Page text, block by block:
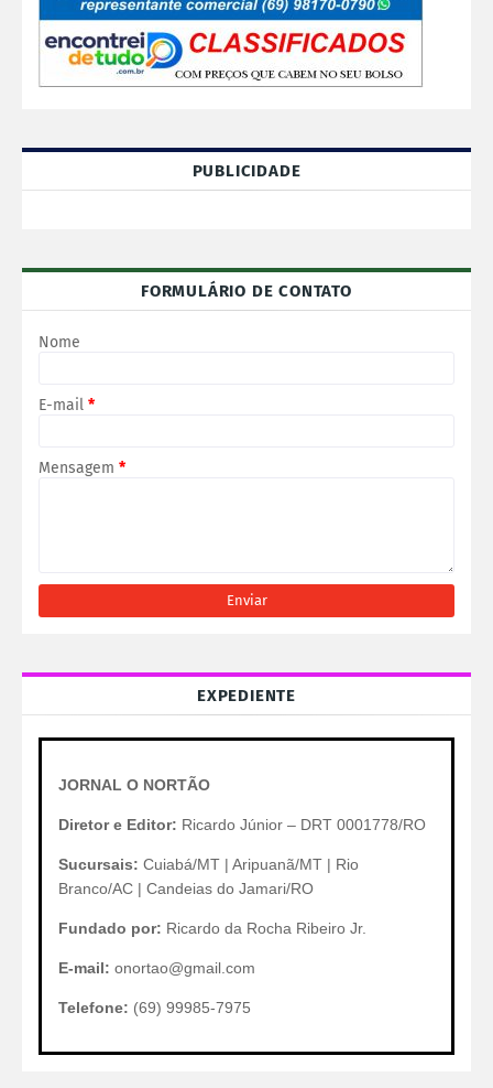
PUBLICIDADE
FORMULÁRIO DE CONTATO
Nome
E-mail *
Mensagem *
EXPEDIENTE
JORNAL O NORTÃO
Diretor e Editor: Ricardo Júnior – DRT 0001778/RO
Sucursais: Cuiabá/MT | Aripuanã/MT | Rio
Branco/AC | Candeias do Jamari/RO
Fundado por: Ricardo da Rocha Ribeiro Jr.
E-mail: onortao@gmail.com
Telefone: (69) 99985-7975